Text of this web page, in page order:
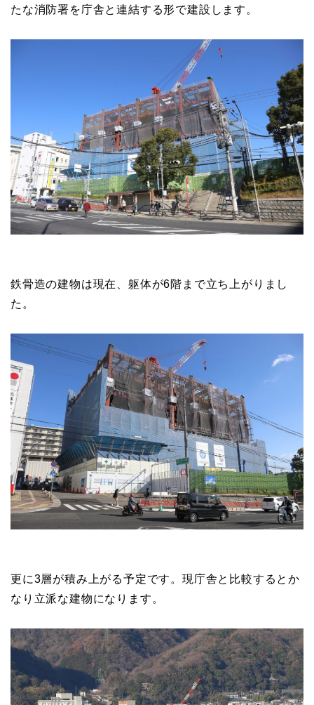
たな消防署を庁舎と連結する形で建設します。
鉄骨造の建物は現在、躯体が6階まで立ち上がりまし
た。
更に3層が積み上がる予定です。現庁舎と比較するとか
なり立派な建物になります。